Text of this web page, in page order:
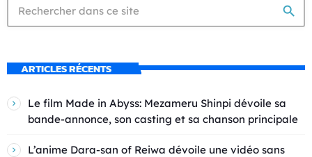
search
ARTICLES RÉCENTS
Le film Made in Abyss: Mezameru Shinpi dévoile sa
bande-annonce, son casting et sa chanson principale
L’anime Dara-san of Reiwa dévoile une vidéo sans